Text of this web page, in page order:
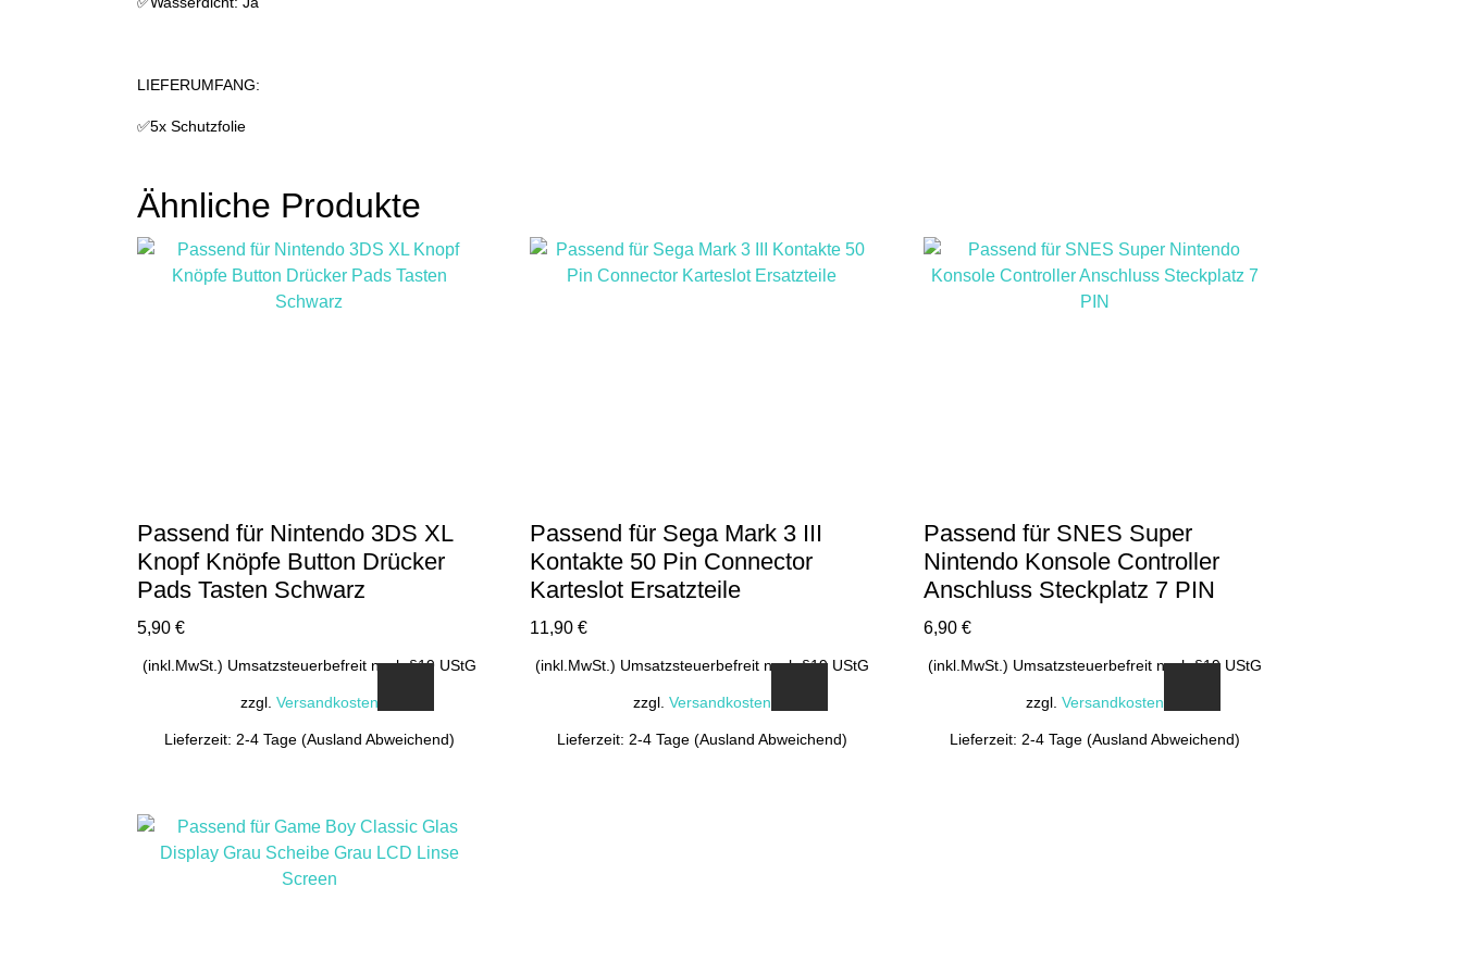
LIEFERUMFANG:
✅5x Schutzfolie
Ähnliche Produkte
Passend für Nintendo 3DS XL
Knopf Knöpfe Button Drücker
Pads Tasten Schwarz
5,90 €
(inkl.MwSt.) Umsatzsteuerbefreit nach §19 UStG
zzgl. Versandkosten
Lieferzeit: 2-4 Tage (Ausland Abweichend)
Passend für Sega Mark 3 III
Kontakte 50 Pin Connector
Karteslot Ersatzteile
11,90€
(inkl.MwSt.) Umsatzsteuerbefreit nach §19 UStG
zzgl. Versandkosten
Lieferzeit: 2-4 Tage (Ausland Abweichend)
Passend für SNES Super
Nintendo Konsole Controller
Anschluss Steckplatz 7 PIN
6,90 €
(inkl.MwSt.) Umsatzsteuerbefreit nach §19 UStG
zzgl.Versandkosten
Lieferzeit: 2-4 Tage (Ausland Abweichend)